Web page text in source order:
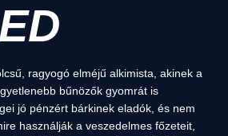
ragyogó elméjű alkimista, akinek a
bűnözők gyomrát is
jó pénzért bárkinek eladók, és nem
használják a veszedelmes főzeteit,